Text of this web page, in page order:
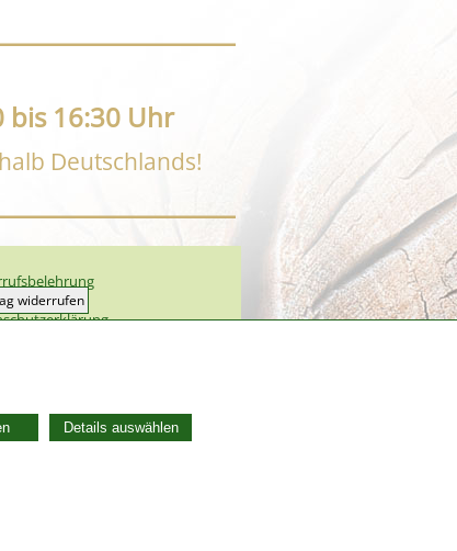
Details auswählen
bis 16:30 Uhr
Deutschlands!
widerrufen